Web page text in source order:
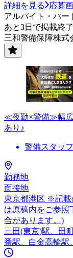
詳細を見る
応募
アルバイト・パー
あと3日で掲載終了
三和警備保障株式
≪夜勤×警備≫幅広
あり♪
警備スタッフ
勤務地
面接地
東京都港区 ※記載
は原稿内をご参照
合があります。)
三田(東京)駅、田
番駅、白金高輪駅